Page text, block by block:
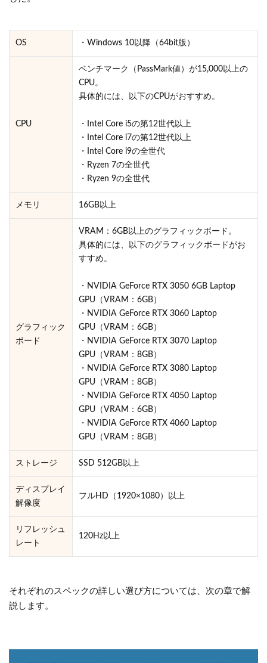
OS ・Windows 10以降（64bit版）
CPU
ベンチマーク（PassMark値）が15,000以上の
CPU。
具体的には、以下のCPUがおすすめ。
・Intel Core i5の第12世代以上
・Intel Core i7の第12世代以上
・Intel Core i9の全世代
・Ryzen 7の全世代
・Ryzen 9の全世代
メモリ 16GB以上
グラフィック
ボード
VRAM：6GB以上のグラフィックボード。
具体的には、以下のグラフィックボードがお
すすめ。
・NVIDIA GeForce RTX 3050 6GB Laptop
GPU（VRAM：6GB）
・NVIDIA GeForce RTX 3060 Laptop
GPU（VRAM：6GB）
・NVIDIA GeForce RTX 3070 Laptop
GPU（VRAM：8GB）
・NVIDIA GeForce RTX 3080 Laptop
GPU（VRAM：8GB）
・NVIDIA GeForce RTX 4050 Laptop
GPU（VRAM：6GB）
・NVIDIA GeForce RTX 4060 Laptop
GPU（VRAM：8GB）
ストレージ SSD 512GB以上
ディスプレイ
解像度
フルHD（1920×1080）以上
リフレッシュ
レート
120Hz以上
それぞれのスペックの詳しい選び方については、次の章で解
説します。